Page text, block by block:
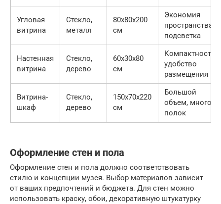
Угловая
витрина
Стекло,
металл
80x80x200
см
Экономия
пространства,
подсветка
Настенная
витрина
Стекло,
дерево
60x30x80
см
Компактность,
удобство
размещения
Витрина-
шкаф
Стекло,
дерево
150x70x220
см
Большой
объем, много
полок
Оформление стен и пола
Оформление стен и пола должно соответствовать
стилю и концепции музея. Выбор материалов зависит
от ваших предпочтений и бюджета. Для стен можно
использовать краску, обои, декоративную штукатурку